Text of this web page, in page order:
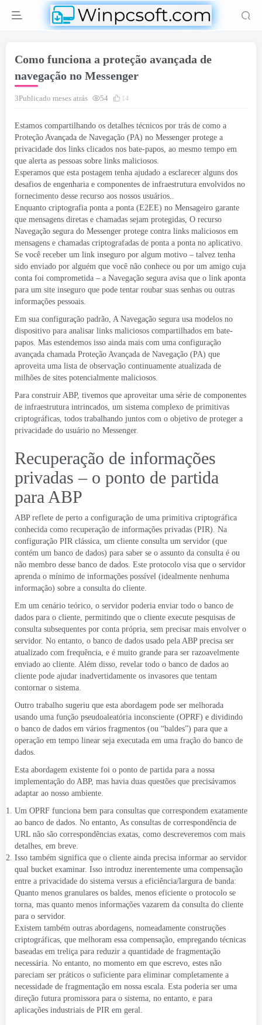
Como funciona a proteção avançada de
navegação no Messenger
3Publicado meses atrás 54 14
Estamos compartilhando os detalhes técnicos por trás de como a
Proteção Avançada de Navegação (PA) no Messenger protege a
privacidade dos links clicados nos bate-papos, ao mesmo tempo em
que alerta as pessoas sobre links maliciosos.
Esperamos que esta postagem tenha ajudado a esclarecer alguns dos
desafios de engenharia e componentes de infraestrutura envolvidos no
fornecimento desse recurso aos nossos usuários..
Enquanto criptografia ponta a ponta (E2EE) no Mensageiro garante
que mensagens diretas e chamadas sejam protegidas, O recurso
Navegação segura do Messenger protege contra links maliciosos em
mensagens e chamadas criptografadas de ponta a ponta no aplicativo.
Se você receber um link inseguro por algum motivo – talvez tenha
sido enviado por alguém que você não conhece ou por um amigo cuja
conta foi comprometida – a Navegação segura avisa que o link aponta
para um site inseguro que pode tentar roubar suas senhas ou outras
informações pessoais.
Em sua configuração padrão, A Navegação segura usa modelos no
dispositivo para analisar links maliciosos compartilhados em bate-
papos. Mas estendemos isso ainda mais com uma configuração
avançada chamada Proteção Avançada de Navegação (PA) que
aproveita uma lista de observação continuamente atualizada de
milhões de sites potencialmente maliciosos.
Para construir ABP, tivemos que aproveitar uma série de componentes
de infraestrutura intrincados, um sistema complexo de primitivas
criptográficas, todos trabalhando juntos com o objetivo de proteger a
privacidade do usuário no Messenger.
Recuperação de informações
privadas – o ponto de partida
para ABP
ABP reflete de perto a configuração de uma primitiva criptográfica
conhecida como recuperação de informações privadas (PIR). Na
configuração PIR clássica, um cliente consulta um servidor (que
contém um banco de dados) para saber se o assunto da consulta é ou
não membro desse banco de dados. Este protocolo visa que o servidor
aprenda o mínimo de informações possível (idealmente nenhuma
informação) sobre a consulta do cliente.
Em um cenário teórico, o servidor poderia enviar todo o banco de
dados para o cliente, permitindo que o cliente execute pesquisas de
consulta subsequentes por conta própria, sem precisar mais envolver o
servidor. No entanto, o banco de dados usado pela ABP precisa ser
atualizado com frequência, e é muito grande para ser razoavelmente
enviado ao cliente. Além disso, revelar todo o banco de dados ao
cliente pode ajudar inadvertidamente os invasores que tentam
contornar o sistema.
Outro trabalho sugeriu que esta abordagem pode ser melhorada
usando uma função pseudoaleatória inconsciente (OPRF) e dividindo
o banco de dados em vários fragmentos (ou “baldes”) para que a
operação em tempo linear seja executada em uma fração do banco de
dados.
Esta abordagem existente foi o ponto de partida para a nossa
implementação do ABP, mas havia duas questões que precisávamos
adaptar ao nosso ambiente.
Um OPRF funciona bem para consultas que correspondem exatamente
ao banco de dados. No entanto, As consultas de correspondência de
URL não são correspondências exatas, como descreveremos com mais
detalhes, em breve.
Isso também significa que o cliente ainda precisa informar ao servidor
qual bucket examinar. Isso introduz inerentemente uma compensação
entre a privacidade do sistema versus a eficiência/largura de banda:
Quanto menos granulares os baldes, menos eficiente o protocolo se
torna, mas quanto menos informações vazarem da consulta do cliente
para o servidor.
Existem também outras abordagens, nomeadamente construções
criptográficas, que melhoram essa compensação, empregando técnicas
baseadas em treliça para reduzir a quantidade de fragmentação
necessária. No entanto, no momento em que escrevo, estes não
pareciam ser práticos o suficiente para eliminar completamente a
necessidade de fragmentação em nossa escala. Esta poderia ser uma
direção futura promissora para o sistema, no entanto, e para
aplicações industriais de PIR em geral.